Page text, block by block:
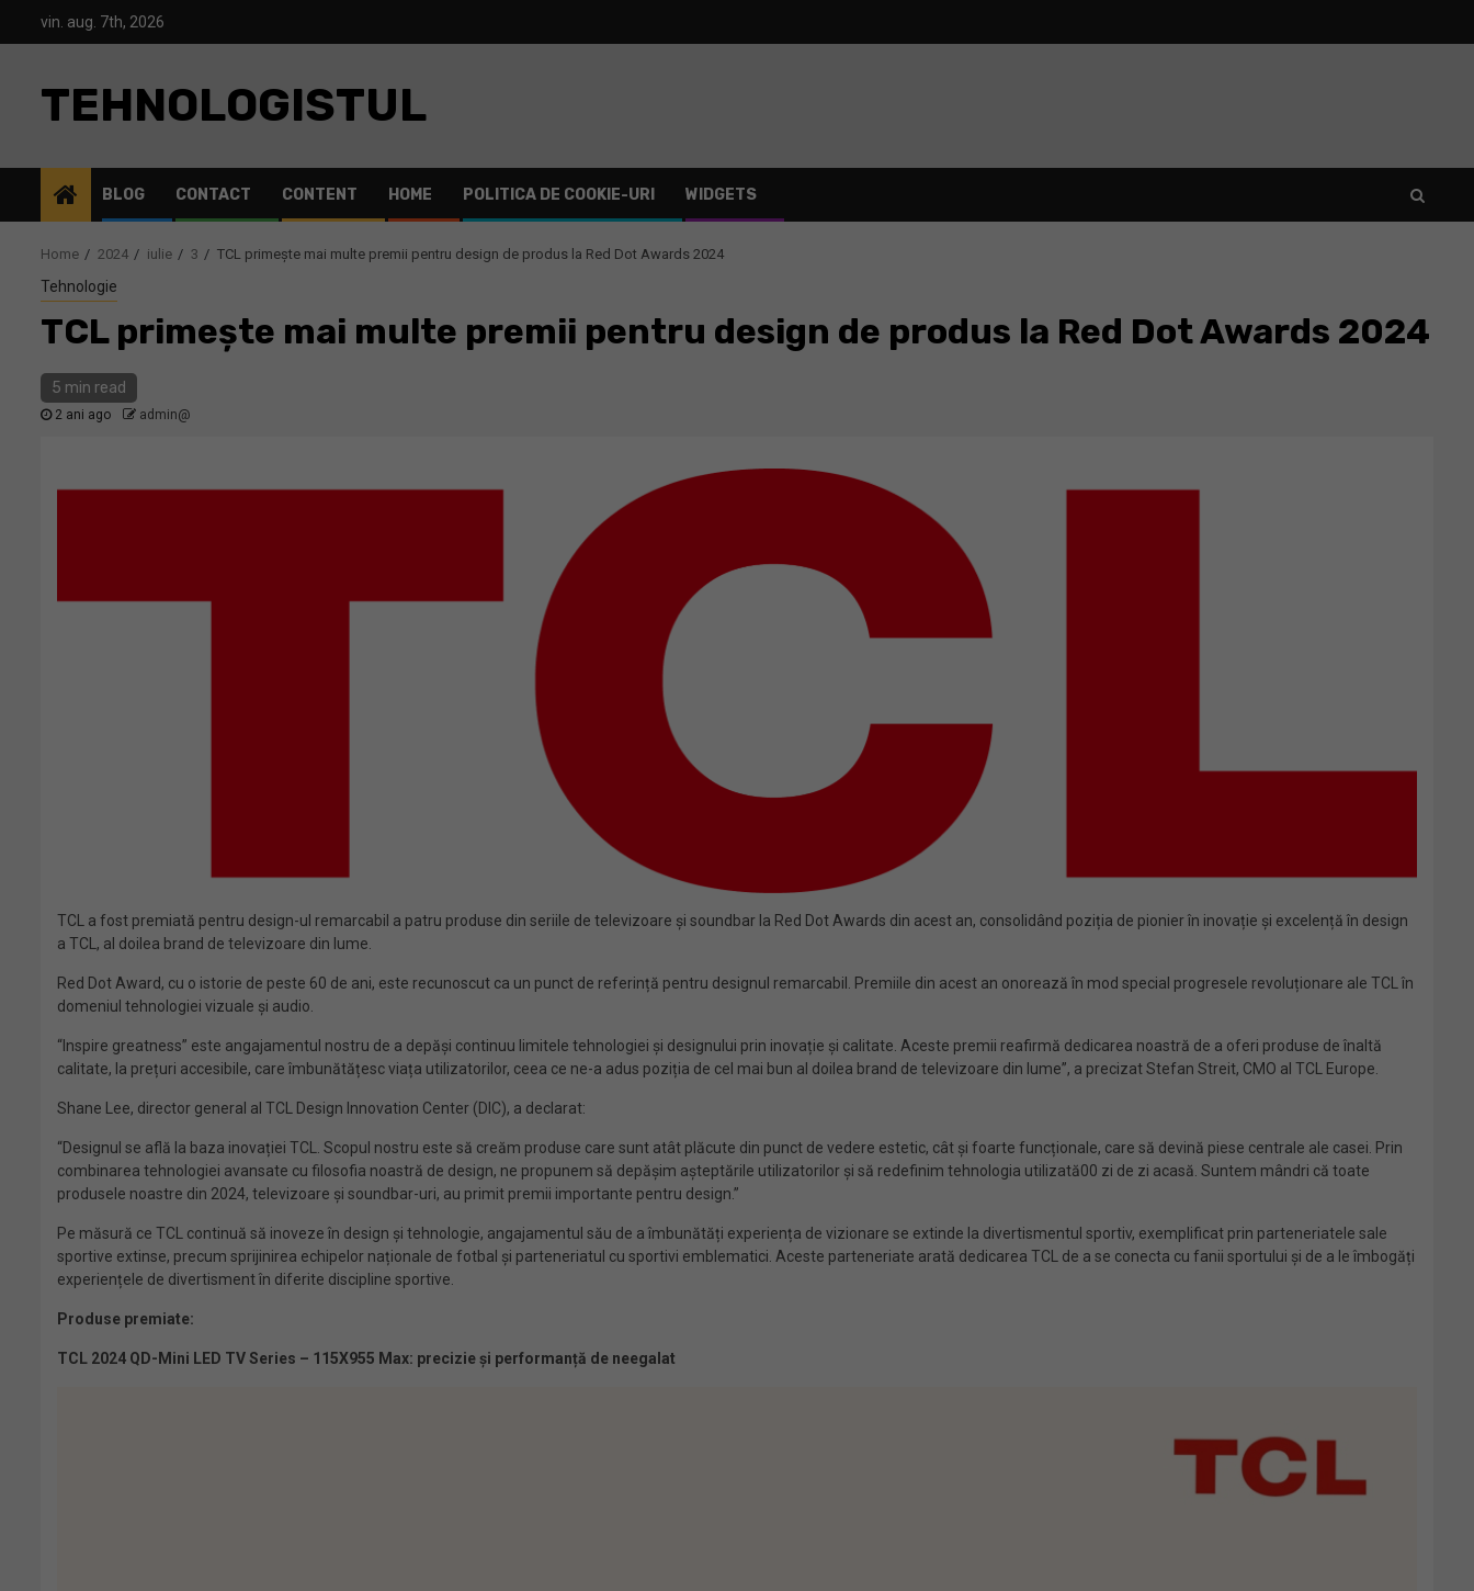
vin. aug. 7th, 2026
TEHNOLOGISTUL
BLOG CONTACT CONTENT HOME POLITICA DE COOKIE-URI WIDGETS
Home 2024 iulie 3 TCL primește mai multe premii pentru design de produs la Red Dot Awards 2024
Tehnologie
TCL primește mai multe premii pentru design de produs la Red Dot Awards 2024
5 min read
2 ani ago admin@
TCL a fost premiată pentru design-ul remarcabil a patru produse din seriile de televizoare și soundbar la Red Dot Awards din acest an, consolidând poziția de pionier în inovație și excelență în design
a TCL, al doilea brand de televizoare din lume.
Red Dot Award, cu o istorie de peste 60 de ani, este recunoscut ca un punct de referință pentru designul remarcabil. Premiile din acest an onorează în mod special progresele revoluționare ale TCL în
domeniul tehnologiei vizuale și audio.
“Inspire greatness” este angajamentul nostru de a depăși continuu limitele tehnologiei și designului prin inovație și calitate. Aceste premii reafirmă dedicarea noastră de a oferi produse de înaltă
calitate, la prețuri accesibile, care îmbunătățesc viața utilizatorilor, ceea ce ne-a adus poziția de cel mai bun al doilea brand de televizoare din lume”, a precizat Stefan Streit, CMO al TCL Europe.
Shane Lee, director general al TCL Design Innovation Center (DIC), a declarat:
“Designul se află la baza inovației TCL. Scopul nostru este să creăm produse care sunt atât plăcute din punct de vedere estetic, cât și foarte funcționale, care să devină piese centrale ale casei. Prin
combinarea tehnologiei avansate cu filosofia noastră de design, ne propunem să depășim așteptările utilizatorilor și să redefinim tehnologia utilizată00 zi de zi acasă. Suntem mândri că toate
produsele noastre din 2024, televizoare și soundbar-uri, au primit premii importante pentru design.”
Pe măsură ce TCL continuă să inoveze în design și tehnologie, angajamentul său de a îmbunătăți experiența de vizionare se extinde la divertismentul sportiv, exemplificat prin parteneriatele sale
sportive extinse, precum sprijinirea echipelor naționale de fotbal și parteneriatul cu sportivi emblematici. Aceste parteneriate arată dedicarea TCL de a se conecta cu fanii sportului și de a le îmbogăți
experiențele de divertisment în diferite discipline sportive.
Produse premiate:
TCL 2024 QD-Mini LED TV Series – 115X955 Max: precizie și performanță de neegalat